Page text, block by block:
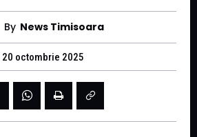
By News Timisoara
20 octombrie 2025